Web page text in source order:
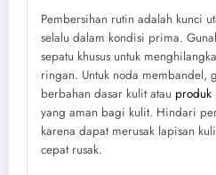
Pembersihan rutin adalah kunci
selalu dalam kondisi prima.
sepatu khusus untuk
ringan. Untuk noda membandel,
berbahan dasar kulit atau produk
yang aman bagi kulit. Hindari
karena dapat merusak lapisan
cepat rusak.